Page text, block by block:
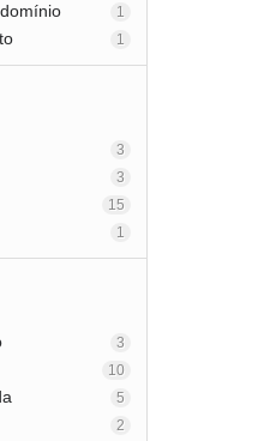
1
1
3
3
15
1
3
10
5
2